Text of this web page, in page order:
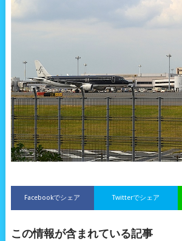
Facebookでシェア Twitterでシェア
この情報が含まれている記事